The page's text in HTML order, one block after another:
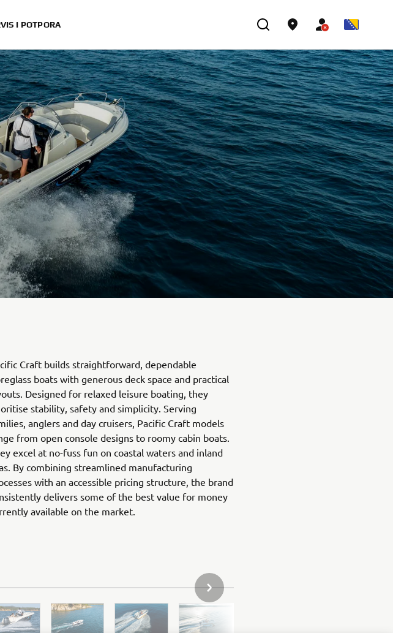
I POTPORA
Craft builds straightforward, dependable
boats with generous deck space and practical
Designed for relaxed leisure boating, they
stability, safety and simplicity. Serving
anglers and day cruisers, Pacific Craft models
from open console designs to roomy cabin boats.
excel at no-fuss fun on coastal waters and inland
By combining streamlined manufacturing
with an accessible pricing structure, the brand
delivers some of the best value for money
available on the market.
SLJEDEĆI PREDMET IZ GALERIJE